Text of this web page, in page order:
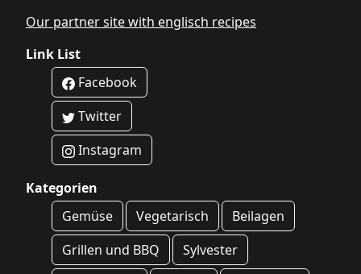
Our partner site with englisch recipes
Link List
Facebook
Twitter
Instagram
Kategorien
Gemüse
Vegetarisch
Beilagen
Grillen und BBQ
Sylvester